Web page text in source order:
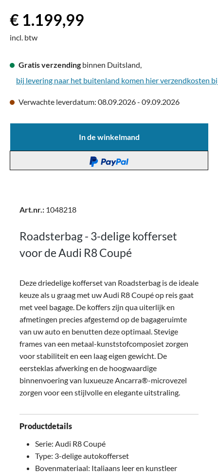
Normale prijs:
€ 1.199,99
incl. btw
Gratis verzending binnen Duitsland,
bij levering naar het buitenland komen hier verzendkosten
Verwachte leverdatum: 08.09.2026 - 09.09.2026
In de winkelmand
Art.nr.: 1048218
Roadsterbag - 3-delige kofferset
voor de Audi R8 Coupé
Deze driedelige kofferset van Roadsterbag is de ideale
keuze als u graag met uw Audi R8 Coupé op reis gaat
met veel bagage. De koffers zijn qua uiterlijk en
afmetingen precies afgestemd op de bagageruimte
van uw auto en benutten deze optimaal.Stevige
frames van een metaal-kunststofcomposiet zorgen
voor stabiliteit en een laag eigen gewicht. De
eersteklas afwerking en de hoogwaardige
binnenvoering van luxueuze Ancarra®-microvezel
zorgen voor een stijlvolle en elegante uitstraling.
Productdetails
Serie: Audi R8 Coupé
Type: 3-delige autokofferset
Bovenmateriaal: Italiaans leer en kunstleer